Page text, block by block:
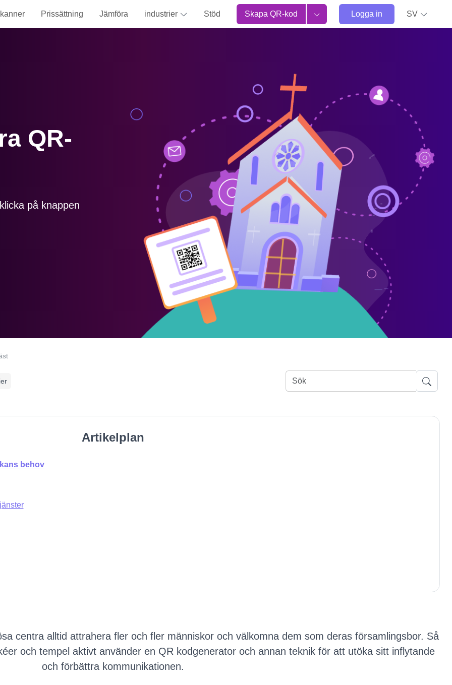
Prissättning Jämföra industrier Stöd Skapa QR-kod Logga in SV
QR-
på knappen
Artikelplan
behov
centra alltid attrahera fler och fler människor och välkomna dem som deras församlingsbor. Så
och tempel aktivt använder en QR kodgenerator och annan teknik för att utöka sitt inflytande
och förbättra kommunikationen.